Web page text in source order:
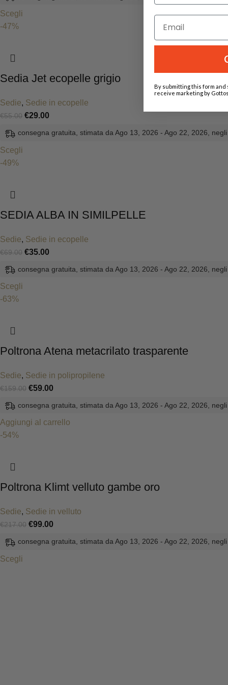
Scegli
-47%
Sedia Jet ecopelle grigio
Sedie, Sedie in ecopelle
€55.00 €29.00
consegna gratuita, stimata da Ago 13, 2026 - Ago 22, 2026,
Scegli
-49%
SEDIA ALBA IN SIMILPELLE
Sedie, Sedie in ecopelle
€69.00 €35.00
consegna gratuita, stimata da Ago 13, 2026 - Ago 22, 2026,
Scegli
-63%
Poltrona Atena metacrilato trasparente
Sedie, Sedie in polipropilene
€159.00 €59.00
consegna gratuita, stimata da Ago 13, 2026 - Ago 22, 2026,
Aggiungi al carrello
-54%
Poltrona Klimt velluto gambe oro
Sedie, Sedie in velluto
€217.00 €99.00
consegna gratuita, stimata da Ago 13, 2026 - Ago 22, 2026,
Scegli
By submitting this form and
receive marketing by